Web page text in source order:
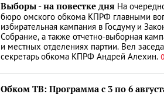
Выборы - на повестке дня На
бюро омского обкома КПРФ главными
избирательная кампания в Госдуму и
Собрание, а также отчетно-выборная
и местных отделениях партии. Вел
секретарь обкома КПРФ Андрей Алехин.
Обком ТВ: Программа с 3 по 6